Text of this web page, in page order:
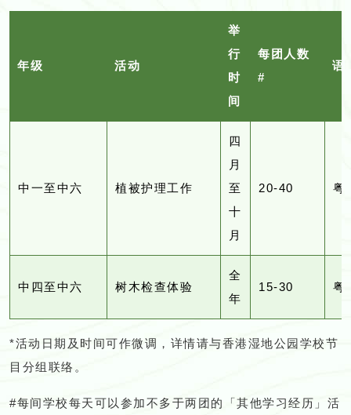
年级 活动
举
行
时
间
每团人数
#
语
中一至中六 植被护理工作
四
月
至
十
月
20-40 粤
中四至中六 树木检查体验
全
年
15-30 粤
*活动日期及时间可作微调，详情请与香港湿地公园学校节
目分组联络。
#每间学校每天可以参加不多于两团的「其他学习经历」活